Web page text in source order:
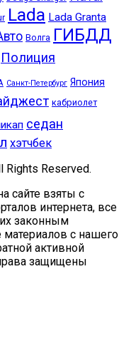
Lada Lada Granta
Волга ГИБДД
Полиция
Санкт-Петербург Япония
кабриолет
седан
хэтчбек
Reserved.
сайте взяты с
интернета, все
законным
с нашего
активной
защищены